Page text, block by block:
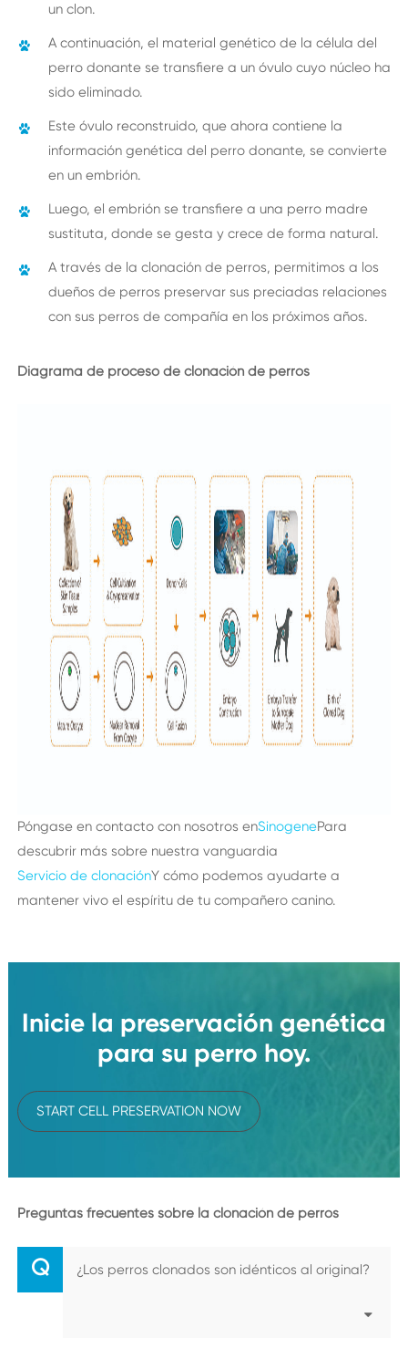
un clon.
A continuación, el material genético de la célula del
perro donante se transfiere a un óvulo cuyo núcleo ha
sido eliminado.
Este óvulo reconstruido, que ahora contiene la
información genética del perro donante, se convierte
en un embrión.
Luego, el embrión se transfiere a una perro madre
sustituta, donde se gesta y crece de forma natural.
A través de la clonación de perros, permitimos a los
dueños de perros preservar sus preciadas relaciones
con sus perros de compañía en los próximos años.
Diagrama de proceso de clonación de perros
Póngase en contacto con nosotros enSinogenePara
descubrir más sobre nuestra vanguardia
Servicio de clonaciónY cómo podemos ayudarte a
mantener vivo el espíritu de tu compañero canino.
Inicie la preservación genética
para su perro hoy.
START CELL PRESERVATION NOW
Preguntas frecuentes sobre la clonación de perros
Q ¿Los perros clonados son idénticos al original?